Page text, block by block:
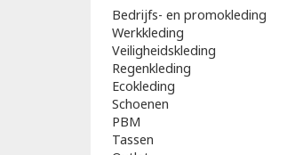
Bedrijfs- en promokleding
Werkkleding
Veiligheidskleding
Regenkleding
Ecokleding
Schoenen
PBM
Tassen